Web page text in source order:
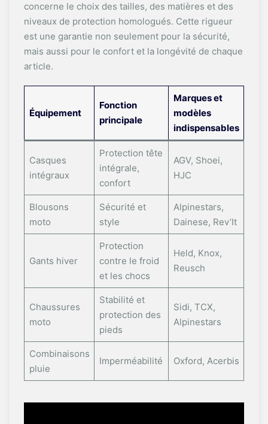
concerne le choix des tailles, des matières et des
niveaux de protection homologués. Cette rigueur
est une garantie non seulement pour la sécurité,
mais aussi pour le confort et la longévité de chaque
article.
Équipement
Fonction
principale
Marques et
modèles
indispensables
Casques
intégraux
Protection tête
intégrale,
confort
AGV, Shoei,
HJC
Blousons
moto
Sécurité et
style
Alpinestars,
Dainese, Rev’It
Gants hiver
Protection
contre le froid
et les chocs
Held, Knox,
Reusch
Chaussures
moto
Stabilité et
protection des
pieds
Sidi, TCX,
Alpinestars
Combinaisons
pluie
Imperméabilité Oxford, Acerbis